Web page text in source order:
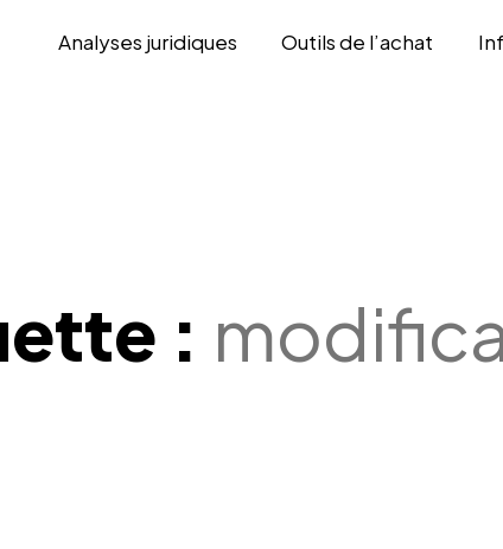
Analyses juridiques Outils de l’achat
: